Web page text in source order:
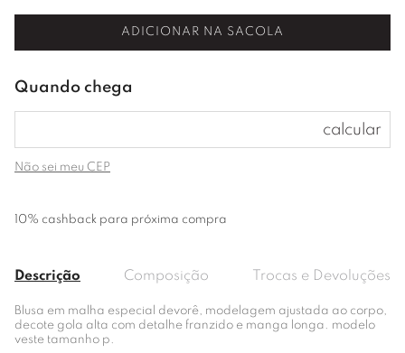
ADICIONAR NA SACOLA
Não sei meu CEP
10% cashback para próxima compra
Descrição Composição Trocas e Devoluções
Blusa em malha especial devorê, modelagem ajustada ao corpo,
decote gola alta com detalhe franzido e manga longa. modelo
veste tamanho p.